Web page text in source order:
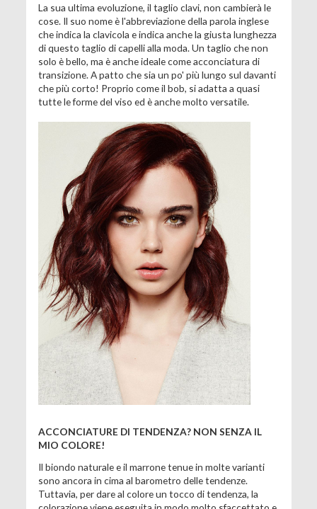
La sua ultima evoluzione, il taglio clavi, non cambierà le
cose. Il suo nome è l'abbreviazione della parola inglese
che indica la clavicola e indica anche la giusta lunghezza
di questo taglio di capelli alla moda. Un taglio che non
solo è bello, ma è anche ideale come acconciatura di
transizione. A patto che sia un po' più lungo sul davanti
che più corto! Proprio come il bob, si adatta a quasi
tutte le forme del viso ed è anche molto versatile.
ACCONCIATURE DI TENDENZA? NON SENZA IL
MIO COLORE!
Il biondo naturale e il marrone tenue in molte varianti
sono ancora in cima al barometro delle tendenze.
Tuttavia, per dare al colore un tocco di tendenza, la